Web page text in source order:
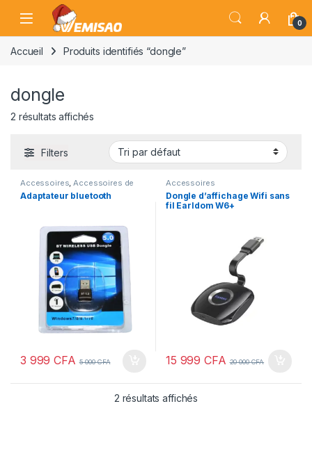
Skip to navigation
Skip to content
Open 0
Accueil Produits identifiés “dongle”
dongle
2 résultats affichés
Filters
Accessoires Accessoires de
Adaptateur bluetooth
3 999CFA 5 000CFA
Accessoires
Dongle d’affichage Wifi sans
fil Earldom W6+
15 999CFA 20 000CFA
2 résultats affichés